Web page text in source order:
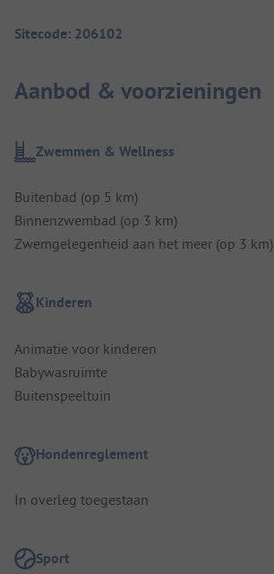
Sitecode: 206102
Aanbod & voorzieningen
Zwemmen & Wellness
Buitenbad (op 5 km)
Binnenzwembad (op 3 km)
Zwemgelegenheid aan het meer (op 3 km)
Kinderen
Animatie voor kinderen
Babywasruimte
Buitenspeeltuin
Hondenreglement
In overleg toegestaan
Sport